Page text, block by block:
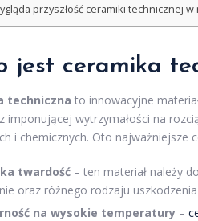
przyszłość ceramiki technicznej
jest ceramika
techniczna to innowacyjne
imponującej wytrzymałości na
i chemicznych. Oto najważniejsze
twardość – ten materiał należy
oraz różnego rodzaju
na wysokie temperatury –